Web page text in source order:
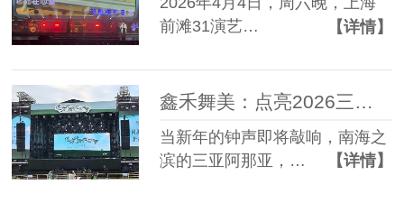
前滩31演艺…
【详情】
鑫禾舞美：点亮2026三亚阿那亚新春音乐会
当新年的钟声即将敲响，南海之
滨的三亚阿那亚，…
【详情】